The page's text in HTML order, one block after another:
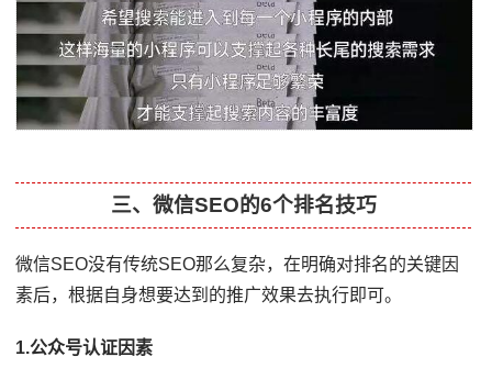
三、微信SEO的6个排名技巧
微信SEO没有传统SEO那么复杂，在明确对排名的关键因
素后，根据自身想要达到的推广效果去执行即可。
1.公众号认证因素